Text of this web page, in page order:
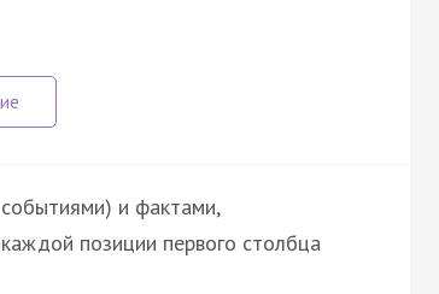
и фактами,
позиции первого столбца